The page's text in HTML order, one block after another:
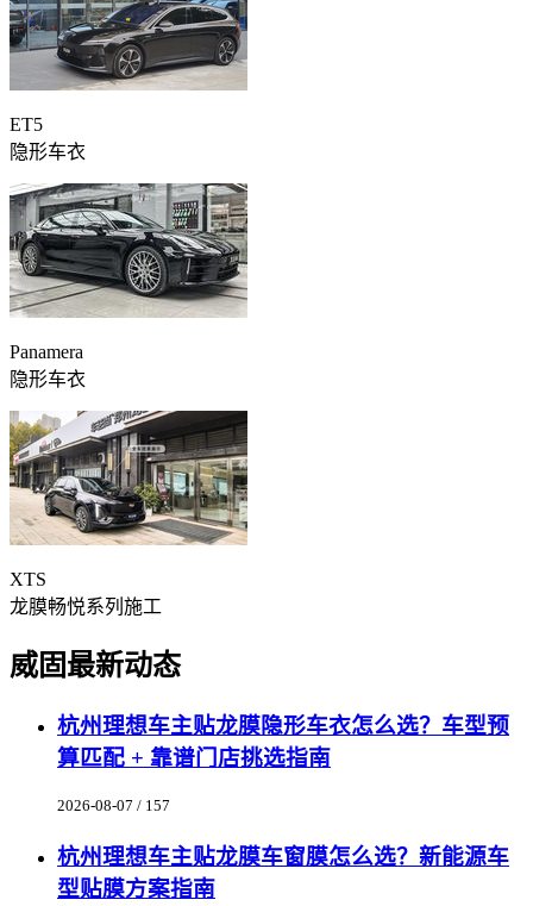
ET5
隐形车衣
Panamera
隐形车衣
XTS
龙膜畅悦系列施工
威固最新动态
杭州理想车主贴龙膜隐形车衣怎么选？车型预
算匹配 + 靠谱门店挑选指南
2026-08-07 / 157
杭州理想车主贴龙膜车窗膜怎么选？新能源车
型贴膜方案指南